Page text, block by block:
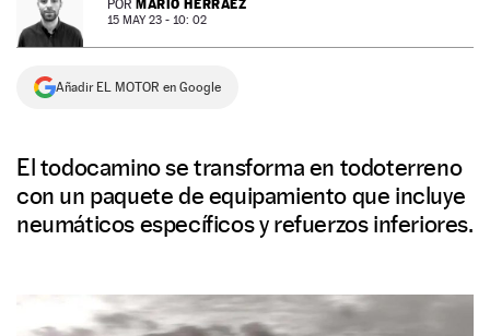
NEWSLETTER
SÍGUENOS
POR MARIO HERRÁEZ
15 MAY 23 - 10: 02
Añadir EL MOTOR en Google
El todocamino se transforma en todoterreno
con un paquete de equipamiento que incluye
neumáticos específicos y refuerzos inferiores.